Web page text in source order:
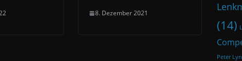
8. Dezember 2021
(14)
Peter